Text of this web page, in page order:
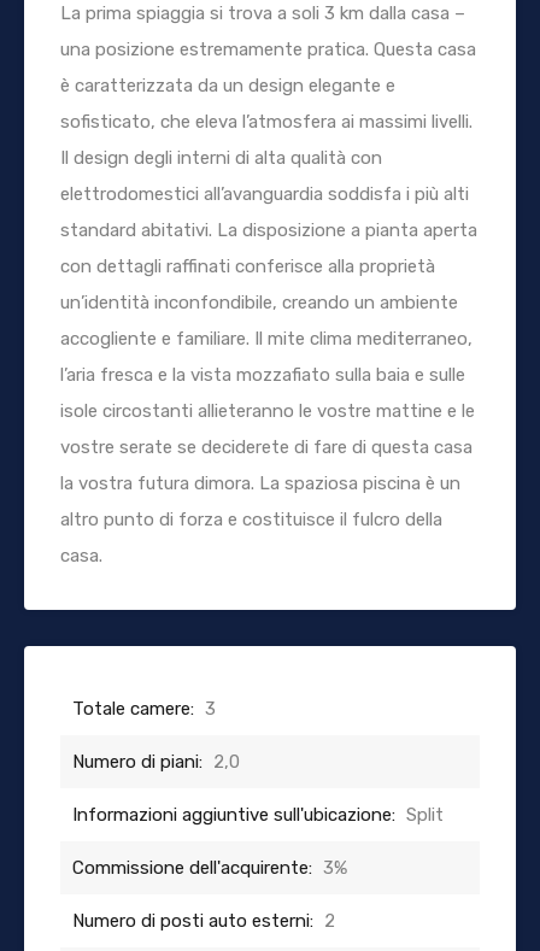
La prima spiaggia si trova a soli 3 km dalla casa –
una posizione estremamente pratica. Questa casa
è caratterizzata da un design elegante e
sofisticato, che eleva l’atmosfera ai massimi livelli.
Il design degli interni di alta qualità con
elettrodomestici all’avanguardia soddisfa i più alti
standard abitativi. La disposizione a pianta aperta
con dettagli raffinati conferisce alla proprietà
un’identità inconfondibile, creando un ambiente
accogliente e familiare. Il mite clima mediterraneo,
l’aria fresca e la vista mozzafiato sulla baia e sulle
isole circostanti allieteranno le vostre mattine e le
vostre serate se deciderete di fare di questa casa
la vostra futura dimora. La spaziosa piscina è un
altro punto di forza e costituisce il fulcro della
casa.
Totale camere: 3
Numero di piani: 2,0
Informazioni aggiuntive sull'ubicazione: Split
Commissione dell'acquirente: 3%
Numero di posti auto esterni: 2